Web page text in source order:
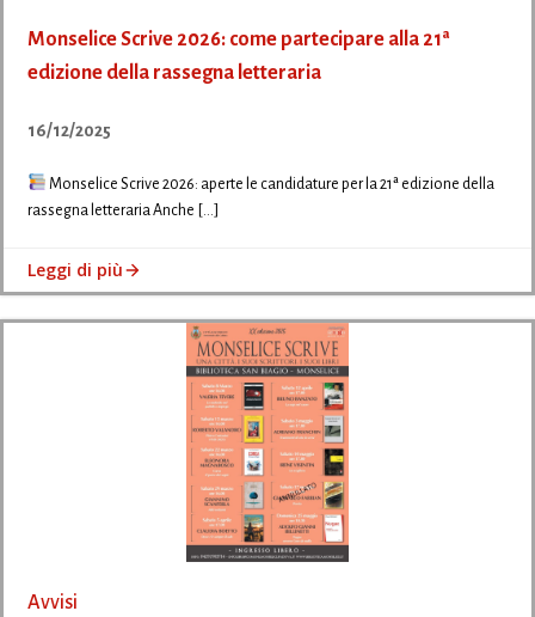
Monselice Scrive 2026: come partecipare alla 21ª
edizione della rassegna letteraria
16/12/2025
Monselice Scrive 2026: aperte le candidature per la 21ª edizione della
rassegna letteraria Anche […]
Leggi di più
Avvisi